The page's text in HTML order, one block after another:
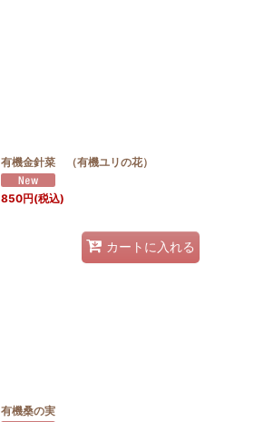
有機金針菜 （有機ユリの花）
850円(税込)
カートに入れる
有機桑の実